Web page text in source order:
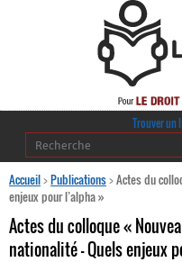
Trouver un
Accueil>Publications>Actes du
enjeux pour l’alpha »
Actes du colloque «
nationalité – Quels enjeux